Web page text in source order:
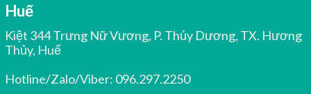
Huế
Kiệt 344 Trưng Nữ Vương, P. Thủy Dương, TX. Hương
Thủy, Huế
Hotline/Zalo/Viber: 096.297.2250